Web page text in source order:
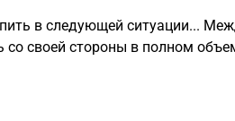
в следующей ситуации...
своей стороны в полном
в постоплату. Срок оплаты
или надо ждать окончания